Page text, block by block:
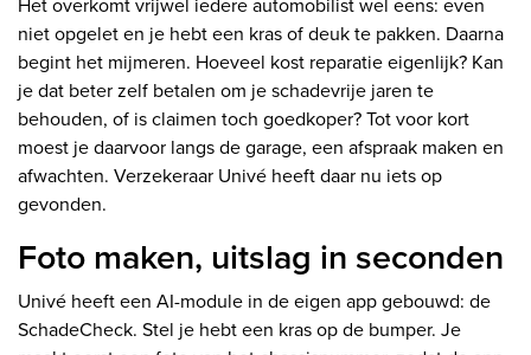
niet opgelet en je hebt een kras of deuk te pakken. Daarna
begint het mijmeren. Hoeveel kost reparatie eigenlijk? Kan
je dat beter zelf betalen om je schadevrije jaren te
behouden, of is claimen toch goedkoper? Tot voor kort
moest je daarvoor langs de garage, een afspraak maken en
afwachten. Verzekeraar Univé heeft daar nu iets op
gevonden.
Foto maken, uitslag in seconden
Univé heeft een AI-module in de eigen app gebouwd: de
SchadeCheck. Stel je hebt een kras op de bumper. Je